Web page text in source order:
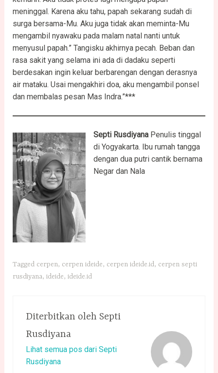
meninggal. Karena aku tahu, papah sekarang sudah di
surga bersama-Mu. Aku juga tidak akan meminta-Mu
mengambil nyawaku pada malam natal nanti untuk
menyusul papah.” Tangisku akhirnya pecah. Beban dan
rasa sakit yang selama ini ada di dadaku seperti
berdesakan ingin keluar berbarengan dengan derasnya
air mataku. Usai mengakhiri doa, aku mengambil ponsel
dan membalas pesan Mas Indra.”***
Septi Rusdiyana Penulis tinggal
di Yogyakarta. Ibu rumah tangga
dengan dua putri cantik bernama
Negar dan Nala
Tagged cerpen, cerpen ideide, cerpen ideide.id, cerpen septi
rusdiyana,ideide,ideide.id
Diterbitkan oleh Septi
Rusdiyana
Lihat semua pos dari Septi
Rusdiyana